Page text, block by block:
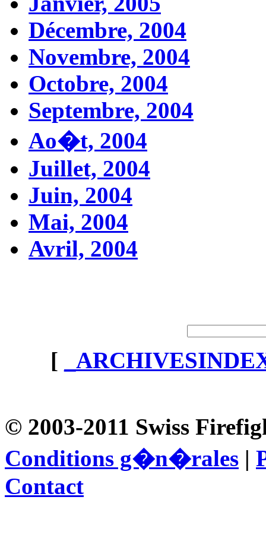
Décembre, 2004
Novembre, 2004
Octobre, 2004
Septembre, 2004
Ao�t, 2004
Juillet, 2004
Juin, 2004
Mai, 2004
Avril, 2004
[
© 2003-2011 Swiss
Conditions g�n�rales |
Contact